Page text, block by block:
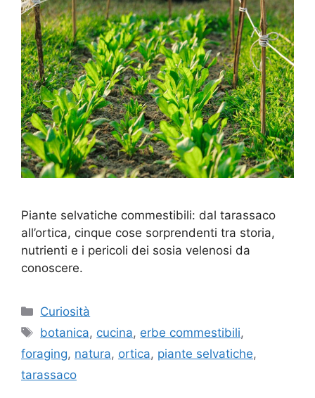
Piante selvatiche commestibili: dal tarassaco
all’ortica, cinque cose sorprendenti tra storia,
nutrienti e i pericoli dei sosia velenosi da
conoscere.
Categorie
Curiosità
Tag
botanica, cucina, erbe commestibili,
foraging, natura, ortica, piante selvatiche,
tarassaco